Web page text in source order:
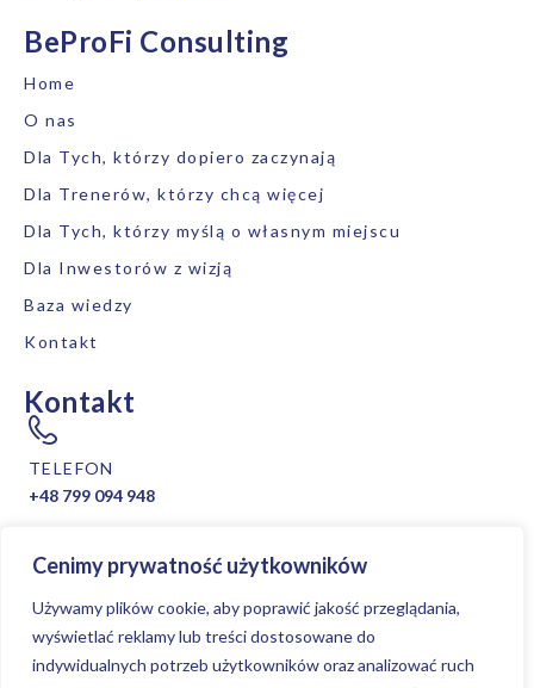
Cenimy prywatność użytkowników
Używamy plików cookie, aby poprawić jakość przeglądania,
wyświetlać reklamy lub treści dostosowane do
indywidualnych potrzeb użytkowników oraz analizować ruch
BeProFi Consulting
Home
O nas
Dla Tych, którzy dopiero zaczynają
Dla Trenerów, którzy chcą więcej
Dla Tych, którzy myślą o własnym miejscu
Dla Inwestorów z wizją
Baza wiedzy
Kontakt
Kontakt
TELEFON
+48 799 094 948
biuro@beproficonsulting.com